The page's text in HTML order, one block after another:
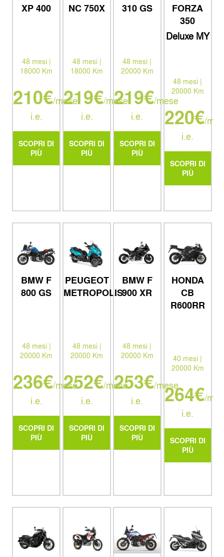
XP 400
48 mesi |
18000 Km
210€/mese
i.e.
SCOPRI DI
PIÙ
NC 750X
48 mesi |
18000 Km
219€/mese
i.e.
SCOPRI DI
PIÙ
310 GS
48 mesi |
20000 Km
219€/mese
i.e.
SCOPRI DI
PIÙ
FORZA
350
Deluxe MY
26
48 mesi |
20000 Km
220€/
i.e.
SCOPRI DI
PIÙ
BMW F
800 GS
48 mesi |
20000 Km
236€/mese
i.e.
SCOPRI DI
PIÙ
PEUGEOT
METROPOLIS
48 mesi |
20000 Km
252€/mese
i.e.
SCOPRI DI
PIÙ
BMW F
900 XR
48 mesi |
20000 Km
253€/mese
i.e.
SCOPRI DI
PIÙ
HONDA
CB
R600RR
40 mesi |
20000 Km
264€/
i.e.
SCOPRI DI
PIÙ